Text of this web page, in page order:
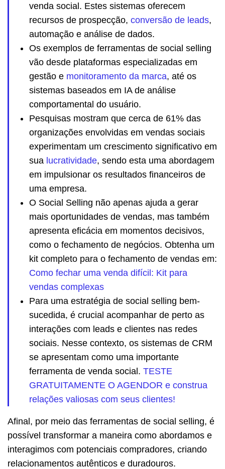
venda social. Estes sistemas oferecem
recursos de prospecção, conversão de leads,
automação e análise de dados.
Os exemplos de ferramentas de social selling
vão desde plataformas especializadas em
gestão e monitoramento da marca, até os
sistemas baseados em IA de análise
comportamental do usuário.
Pesquisas mostram que cerca de 61% das
organizações envolvidas em vendas sociais
experimentam um crescimento significativo em
sua lucratividade, sendo esta uma abordagem
em impulsionar os resultados financeiros de
uma empresa.
O Social Selling não apenas ajuda a gerar
mais oportunidades de vendas, mas também
apresenta eficácia em momentos decisivos,
como o fechamento de negócios. Obtenha um
kit completo para o fechamento de vendas em:
Como fechar uma venda difícil: Kit para
vendas complexas
Para uma estratégia de social selling bem-
sucedida, é crucial acompanhar de perto as
interações com leads e clientes nas redes
sociais. Nesse contexto, os sistemas de CRM
se apresentam como uma importante
ferramenta de venda social. TESTE
GRATUITAMENTE O AGENDOR e construa
relações valiosas com seus clientes!
Afinal, por meio das ferramentas de social selling, é
possível transformar a maneira como abordamos e
interagimos com potenciais compradores, criando
relacionamentos autênticos e duradouros.